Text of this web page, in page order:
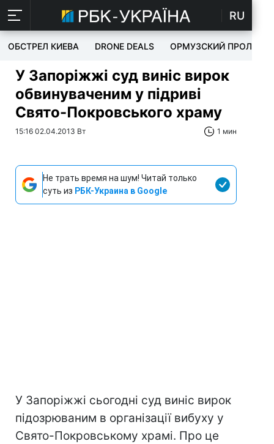
RU
ОБСТРЕЛ КИЕВА DRONE DEALS ОРМУЗСКИЙ ПРОЛИВ
У Запоріжжі суд виніс вирок
обвинуваченим у підриві
Свято-Покровського храму
15:16 02.04.2013 Вт 1 мин
Не трать время на шум! Читай только
суть из РБК-Украина в Google
У Запоріжжі сьогодні суд виніс вирок
підозрюваним в організації вибуху у
Свято-Покровському храмі. Про це